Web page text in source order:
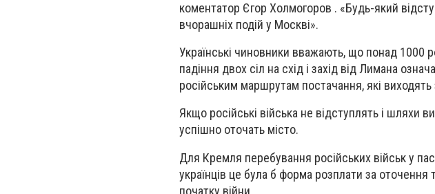
коментатор Єгор Холмогоров . «Будь-який
вчорашніх подій у Москві».
Українські чиновники вважають, що понад 1000
падіння двох сіл на схід і захід від Лимана
російським маршрутам постачання, які виходять
Якщо російські війська не відступлять і шляхи
успішно оточать місто.
Для Кремля перебування російських військ у
українців це була б форма розплати за оточення
початку війни.